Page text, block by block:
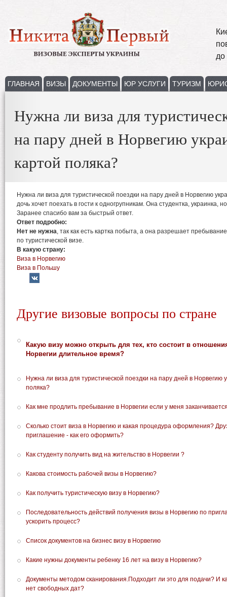
до
ГЛАВНАЯ ВИЗЫ ДОКУМЕНТЫ ЮР УСЛУГИ ТУРИЗМ
Нужна ли виза для
на пару дней в Норвегию
картой поляка?
Нужна ли виза для туристической поездки на пару дней в Норвегию
дочь хочет поехать в гости к одногрупникам. Она студентка, украинка,
Заранее спасибо вам за быстрый ответ.
Ответ подробно:
Нет не нужна, так как есть картка побыта, а она разрешает
по туристической визе.
В какую страну:
Виза в Норвегию
Виза в Польшу
Другие визовые вопросы по стране
Какую визу можно открыть для тех, кто состоит в
Норвегии длительное время?
Нужна ли виза для туристической поездки на пару дней в Норвегию
поляка?
Как мне продлить пребывание в Норвегии если у меня
Сколько стоит виза в Норвегию и какая процедура оформления?
приглашение - как его оформить?
Как студенту получить вид на жительство в Норвегии ?
Какова стоимость рабочей визы в Норвегию?
Как получить туристическую визу в Норвегию?
Последовательность действий получения визы в Норвегию по
ускорить процесс?
Список документов на бизнес визу в Норвегию
Какие нужны документы ребенку 16 лет на визу в Норвегию?
Документы методом сканирования.Подходит ли это для подачи? И
нет свободных дат?